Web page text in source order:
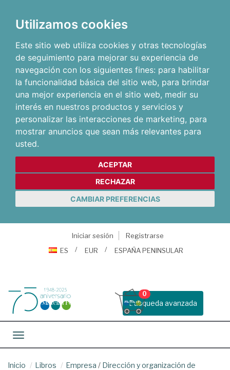
Utilizamos cookies
Este sitio web utiliza cookies y otras tecnologías
de seguimiento para mejorar su experiencia de
navegación con los siguientes fines: para habilitar
la funcionalidad básica del sitio web, para brindar
una mejor experiencia en el sitio web, medir su
interés en nuestros productos y servicios y
personalizar las interacciones de marketing, para
mostrar anuncios que sean más relevantes para
usted.
ACEPTAR
RECHAZAR
CAMBIAR PREFERENCIAS
Iniciar sesión
Registrarse
ES
EUR ESPAÑA PENINSULAR
Busqueda avanzada
0
Toggle navigation
Inicio Libros Empresa / Dirección y organización de